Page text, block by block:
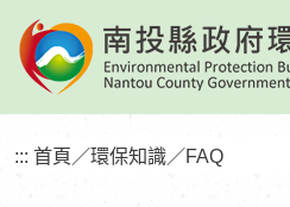
到
要
::: 首頁 ／環保知識／FAQ